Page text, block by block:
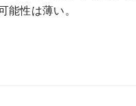
能性は薄い。